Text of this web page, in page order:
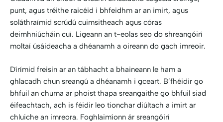
punt, agus tréithe raicéid i bhfeidhm ar an imirt, agus
soláthraímid scrúdú cuimsitheach agus córas
deimhniúcháin cuí. Ligeann an t-eolas seo do shreangóirí
moltaí úsáideacha a dhéanamh a oireann do gach imreoir.
Dírímid freisin ar an tábhacht a bhaineann le ham a
ghlacadh chun sreangú a dhéanamh i gceart. B’fhéidir go
bhfuil an chuma ar phoist thapa sreangaithe go bhfuil siad
éifeachtach, ach is féidir leo tionchar diúltach a imirt ar
chluiche an imreora. Foghlaimíonn ár sreangóirí